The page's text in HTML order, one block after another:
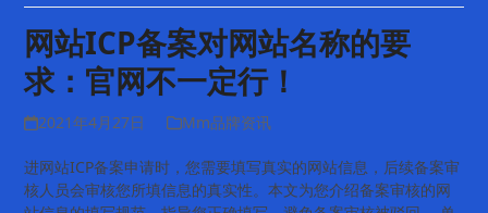
网站ICP备案对网站名称的要
求：官网不一定行！
2021年4月27日 Mm品牌资讯
进网站ICP备案申请时，您需要填写真实的网站信息，后续备案审
核人员会审核您所填信息的真实性。本文为您介绍备案审核的网